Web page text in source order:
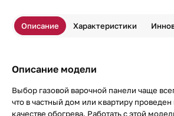
Описание Характеристики
Описание модели
Выбор газовой варочной панели чаще
что в частный дом или квартиру проведен
качестве обогрева. Работать с этой